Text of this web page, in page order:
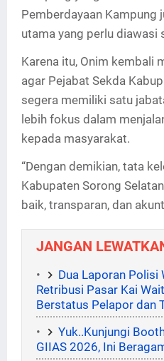
Pemberdayaan Kampung
utama yang perlu diawasi
Karena itu, Onim kembali
agar Pejabat Sekda
segera memiliki satu
lebih fokus dalam
kepada masyarakat.
“Dengan demikian, tata
Kabupaten Sorong
baik, transparan, dan
JANGAN
Dua Laporan Polisi
Retribusi Pasar Kai
Berstatus Pelapor dan
Yuk..Kunjungi
GIIAS 2026, Ini